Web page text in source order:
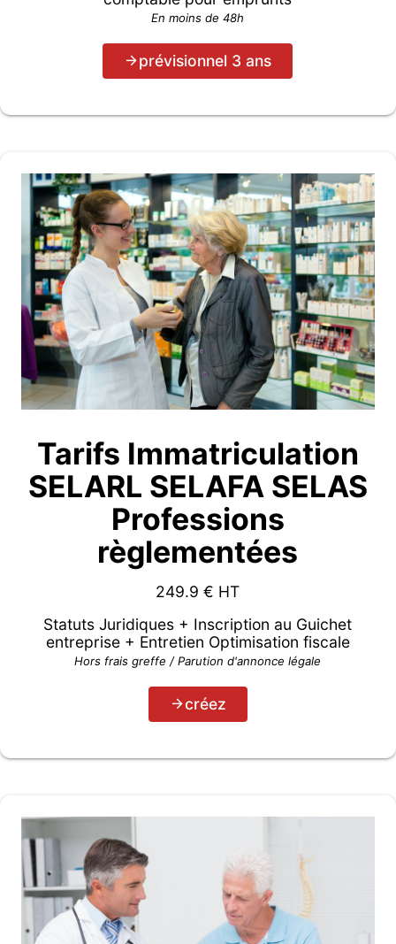
En moins de 48h
prévisionnel 3 ans
Tarifs Immatriculation
SELARL SELAFA SELAS
Professions
règlementées
249.9 € HT
Statuts Juridiques + Inscription au Guichet
entreprise + Entretien Optimisation fiscale
Hors frais greffe / Parution d'annonce légale
créez